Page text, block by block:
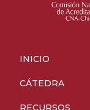
INICIO
CÁTEDRA
RECURSOS